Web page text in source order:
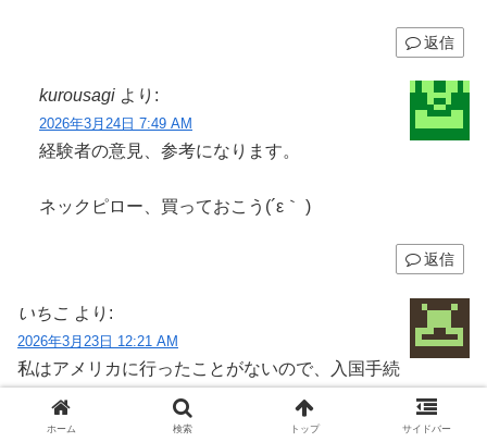
返信
kurousagi より:
2026年3月24日 7:49 AM
経験者の意見、参考になります。
ネックピロー、買っておこう(´ε｀ )
返信
いちこ より:
2026年3月23日 12:21 AM
私はアメリカに行ったことがないので、入国手続
きなどいかれたら是非教えて下さい。
ホーム 検索 トップ サイドバー